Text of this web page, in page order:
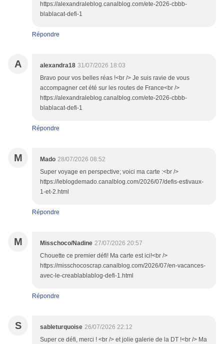
https://alexandraleblog.canalblog.com/ete-2026-cbbb-
blablacat-defi-1
Répondre
A alexandra18 31/07/2026 18:03
Bravo pour vos belles réas !<br /> Je suis ravie de vous
accompagner cet été sur les routes de France<br />
https://alexandraleblog.canalblog.com/ete-2026-cbbb-
blablacat-defi-1
Répondre
M Mado 28/07/2026 08:52
Super voyage en perspective; voici ma carte :<br />
https://leblogdemado.canalblog.com/2026/07/defis-estivaux-
1-et-2.html
Répondre
M Misschoco/Nadine 27/07/2026 20:57
Chouette ce premier défi! Ma carte est ici!<br />
https://misschocoscrap.canalblog.com/2026/07/en-vacances-
avec-le-creablablablog-defi-1.html
Répondre
S sableturquoise 26/07/2026 22:12
Super ce défi, merci ! <br /> et jolie galerie de la DT !<br /> Ma